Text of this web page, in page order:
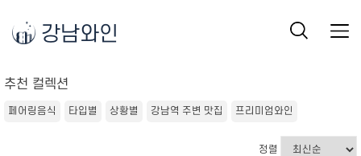
강남와인
추천 컬렉션
페어링음식 타입별 상황별 강남역 주변 맛집 프리미엄와인
정렬